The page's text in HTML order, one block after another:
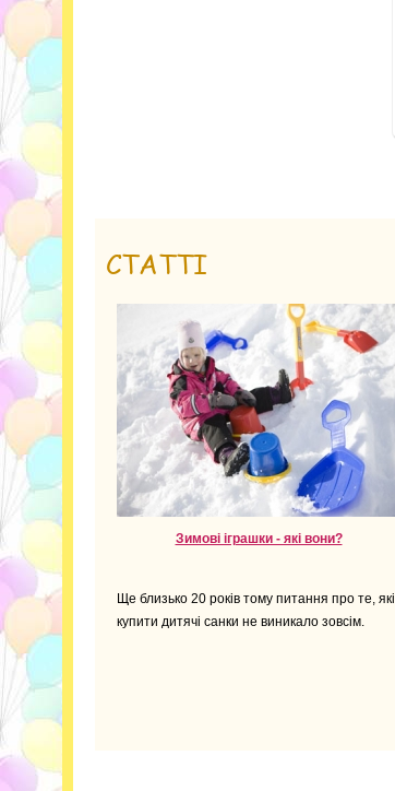
СТАТТІ
Зимові іграшки - які вони?
Ще близько 20 років тому питання про те, які
купити дитячі санки не виникало зовсім.